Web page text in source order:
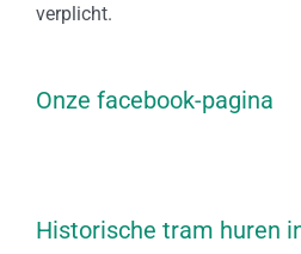
verplicht.
Onze facebook-pagina
Historische tram huren